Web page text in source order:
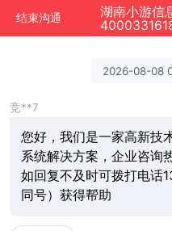
结束沟通
2026-08-08
竞**7
您好，我们是一家高新技
系统解决方案，企业咨询
如回复不及时可拨打电话
同号）获得帮助